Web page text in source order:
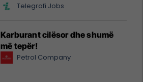
Telegrafi Jobs
Karburant cilësor dhe shumë
më tepër!
Petrol Company